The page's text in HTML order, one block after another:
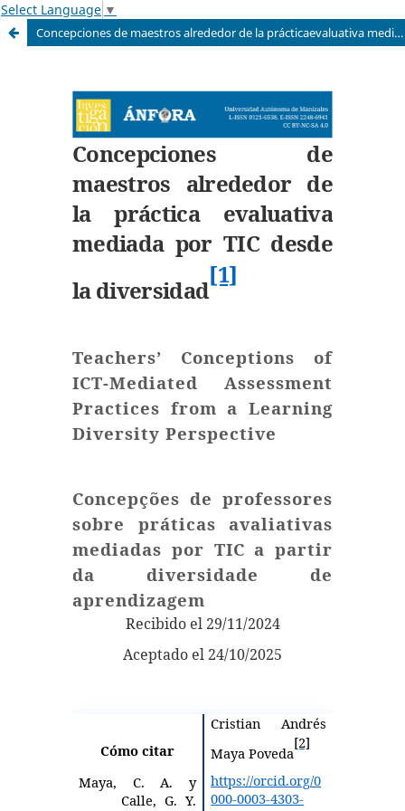
Select Language ▼
Concepciones de maestros alrededor de la prácticaevaluativa mediada por TIC desde la diversidad